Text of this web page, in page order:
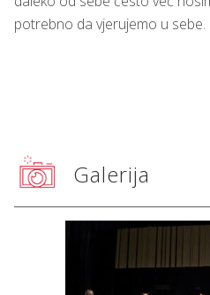
potrebno da vjerujemo u sebe.
Galerija